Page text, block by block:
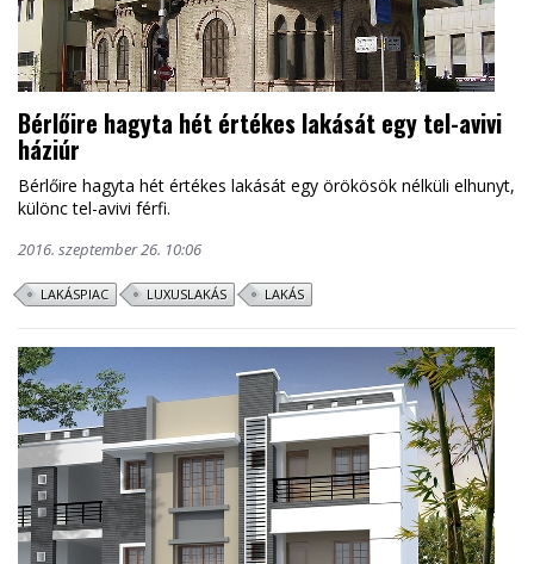
Bérlőire hagyta hét értékes lakását egy tel-avivi
háziúr
Bérlőire hagyta hét értékes lakását egy örökösök nélküli elhunyt,
különc tel-avivi férfi.
2016. szeptember 26. 10:06
LAKÁSPIAC LUXUSLAKÁS LAKÁS